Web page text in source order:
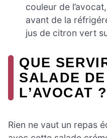
couleur de
avant de la
jus de citron vert
QUE
SALADE
L’AVOCAT ?
Rien ne vaut un repas